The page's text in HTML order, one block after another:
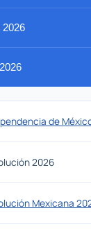
2026
de
2026
Mexicana